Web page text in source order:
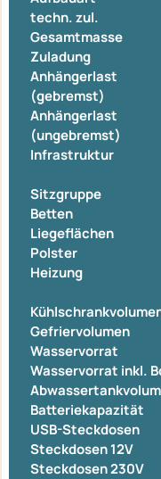
techn. zul.
Gesamtmasse
Zuladung
Anhängerlast
(gebremst)
Anhängerlast
(ungebremst)
Infrastruktur
Sitzgruppe
Betten
Liegeflächen
Polster
Heizung
Gefriervolumen
Wasservorrat
Wasservorrat inkl.
Batteriekapazität
USB-Steckdosen
Steckdosen 12V
Steckdosen 230V